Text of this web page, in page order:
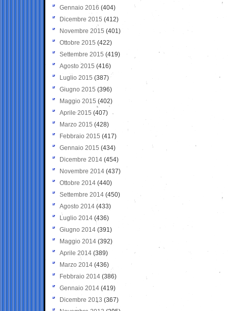
Gennaio 2016 (404)
Dicembre 2015 (412)
Novembre 2015 (401)
Ottobre 2015 (422)
Settembre 2015 (419)
Agosto 2015 (416)
Luglio 2015 (387)
Giugno 2015 (396)
Maggio 2015 (402)
Aprile 2015 (407)
Marzo 2015 (428)
Febbraio 2015 (417)
Gennaio 2015 (434)
Dicembre 2014 (454)
Novembre 2014 (437)
Ottobre 2014 (440)
Settembre 2014 (450)
Agosto 2014 (433)
Luglio 2014 (436)
Giugno 2014 (391)
Maggio 2014 (392)
Aprile 2014 (389)
Marzo 2014 (436)
Febbraio 2014 (386)
Gennaio 2014 (419)
Dicembre 2013 (367)